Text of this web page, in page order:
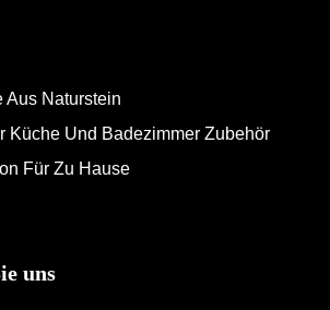
Aus Naturstein
Küche Und Badezimmer Zubehör
Für Zu Hause
uns